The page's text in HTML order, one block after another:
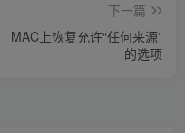
率不会改变的问题。
并显示“无法安装
重新启动虚拟机以使更
下一篇
MAC上恢复允许“任何来源”
的选项